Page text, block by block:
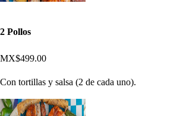
2 Pollos
MX$499.00
Con tortillas y salsa (2 de cada uno).